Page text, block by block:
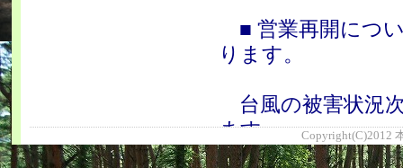
■ 営業再開につ
ります。
台風の被害状況
ます。
Copyright(C)2012